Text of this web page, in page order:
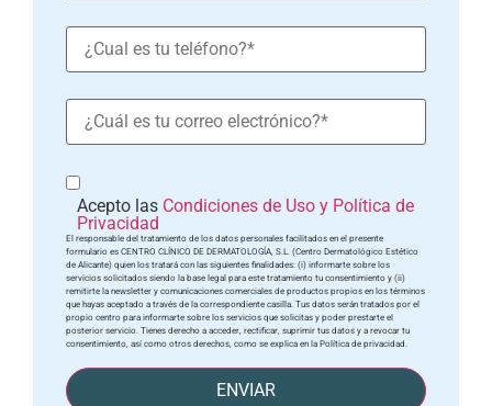
Acepto las Condiciones de Uso y Política de
Privacidad
El responsable del tratamiento de los datos personales facilitados en el presente
formulario es CENTRO CLÍNICO DE DERMATOLOGÍA, S.L. (Centro Dermatológico Estético
de Alicante) quien los tratará con las siguientes finalidades: (i) informarte sobre los
servicios solicitados siendo la base legal para este tratamiento tu consentimiento y (ii)
remitirte la newsletter y comunicaciones comerciales de productos propios en los términos
que hayas aceptado a través de la correspondiente casilla. Tus datos serán tratados por el
propio centro para informarte sobre los servicios que solicitas y poder prestarte el
posterior servicio. Tienes derecho a acceder, rectificar, suprimir tus datos y a revocar tu
consentimiento, así como otros derechos, como se explica en la Política de privacidad.
ENVIAR